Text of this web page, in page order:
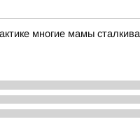
многие мамы